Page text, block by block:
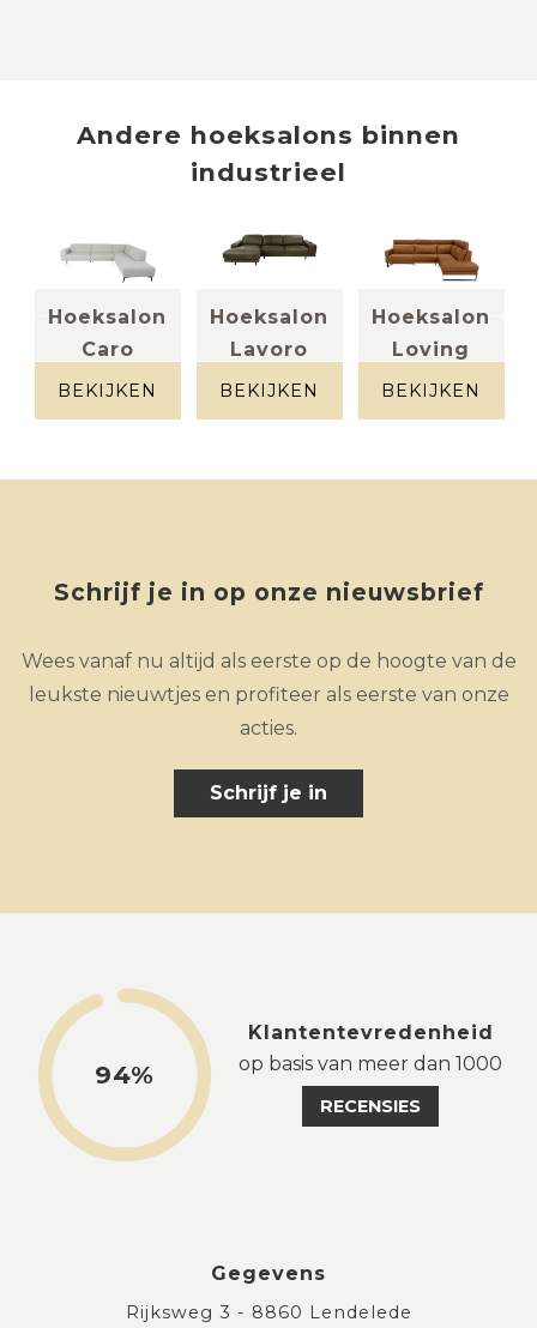
Andere hoeksalons binnen
industrieel
Hoeksalon
Caro
BEKIJKEN
Hoeksalon
Lavoro
BEKIJKEN
Hoeksalon
Loving
cognac
BEKIJKEN
Schrijf je in op onze nieuwsbrief
Wees vanaf nu altijd als eerste op de hoogte van de
leukste nieuwtjes en profiteer als eerste van onze
acties.
Schrijf je in
94%
Klantentevredenheid
op basis van meer dan 1000
RECENSIES
Gegevens
Rijksweg 3 - 8860 Lendelede